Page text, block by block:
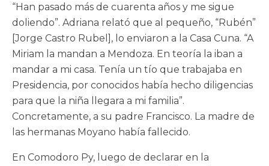
“Han pasado más de cuarenta años y me sigue
doliendo”. Adriana relató que al pequeño, “Rubén”
[Jorge Castro Rubel], lo enviaron a la Casa Cuna. “A
Miriam la mandan a Mendoza. En teoría la iban a
mandar a mi casa. Tenía un tío que trabajaba en
Presidencia, por conocidos había hecho diligencias
para que la niña llegara a mi familia”.
Concretamente, a su padre Francisco. La madre de
las hermanas Moyano había fallecido.
En Comodoro Py, luego de declarar en la